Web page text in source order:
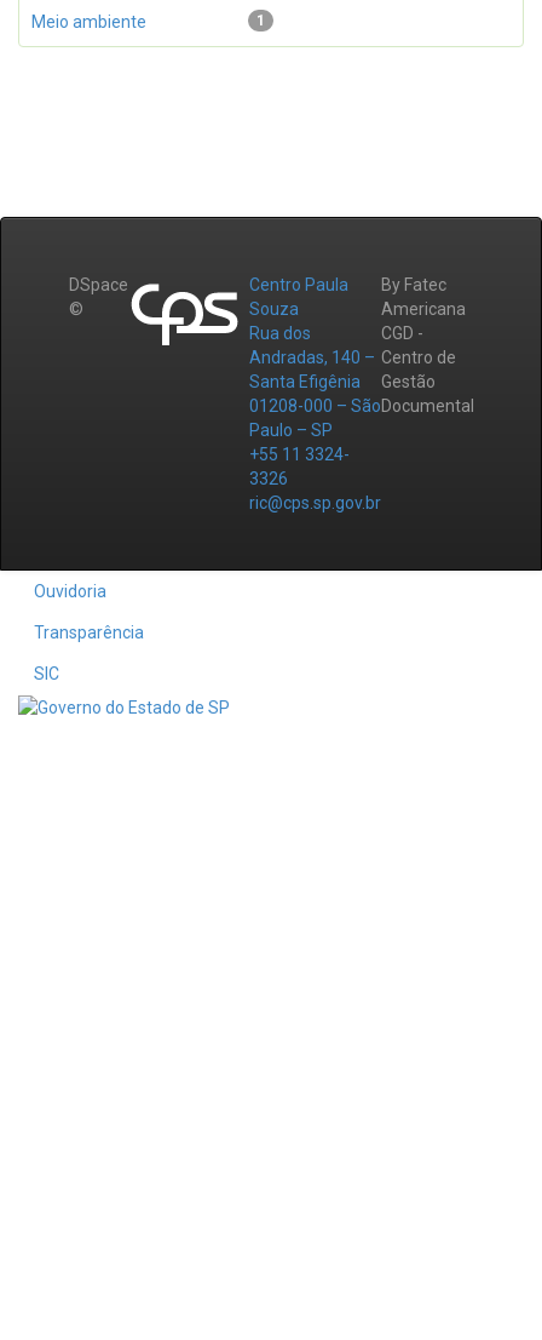
1
Meio ambiente
DSpace
©
Centro Paula
Souza
Rua dos
Andradas, 140 –
Santa Efigênia
01208-000 – São
Paulo – SP
+55 11 3324-
3326
ric@cps.sp.gov.br
By Fatec
Americana
CGD -
Centro de
Gestão
Documental
Ouvidoria
Transparência
SIC